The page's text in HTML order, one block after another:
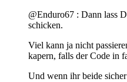
@Enduro67 : Dann lass
schicken.
Viel kann ja nicht
kapern, falls der Code in
Und wenn ihr beide